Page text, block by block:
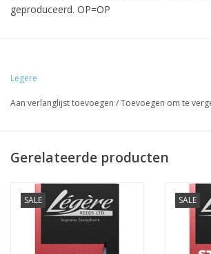
geproduceerd. OP=OP
kunt u bij ons in atelier deze rieten geheel
Klikhiervoor meer info.
Legere
Aan verlanglijst toevoegen /Toevoegen om te
Gerelateerde producten
SALE SALE